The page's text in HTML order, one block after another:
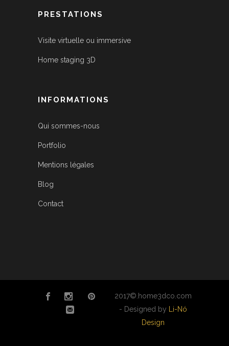
PRESTATIONS
Visite virtuelle ou immersive
Home staging 3D
INFORMATIONS
Qui sommes-nous
Portfolio
Mentions légales
Blog
Contact
2017©.home3dco.com
- Designed by
Li-Nó
Design